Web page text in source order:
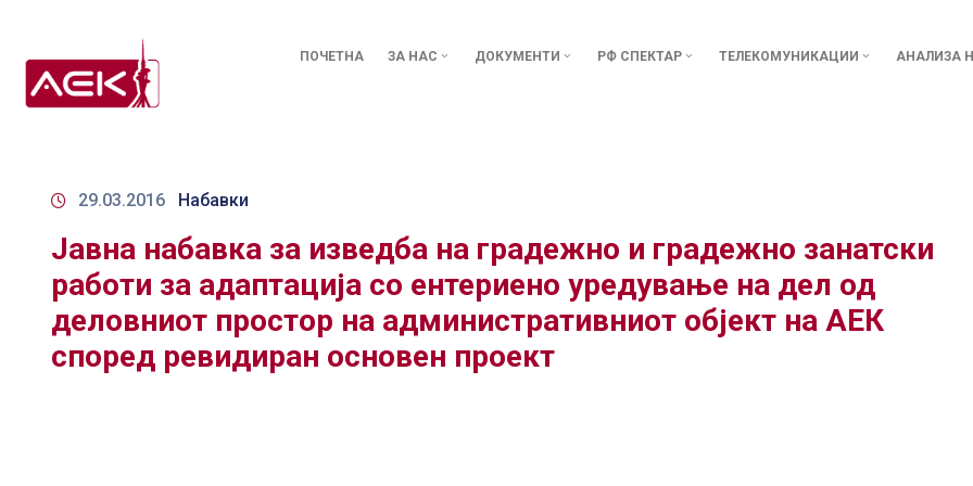
ПОЧЕТНА ЗА НАС ДОКУМЕНТИ РФ СПЕКТАР ТЕЛЕКОМУНИКАЦИИ АНАЛИЗА
29.03.2016 Набавки
Јавна набавка за изведба на градежно и градежно занатски
работи за адаптација со ентериено уредување на дел од
деловниот простор на административниот објект на АЕК
според ревидиран основен проект